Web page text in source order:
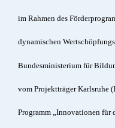
im Rahmen des
dynamischen
Bundesministerium für
vom Projektträger Karlsruhe
Programm „Innovationen